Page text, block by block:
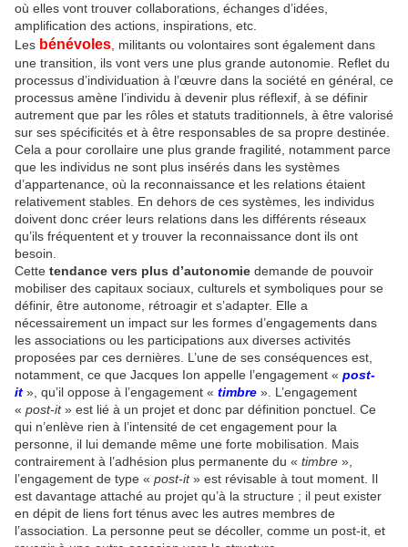
où elles vont trouver collaborations, échanges d’idées,
amplification des actions, inspirations, etc.
Les bénévoles , militants ou volontaires sont également dans
une transition, ils vont vers une plus grande autonomie. Reflet du
processus d’individuation à l’œuvre dans la société en général, ce
processus amène l’individu à devenir plus réflexif, à se définir
autrement que par les rôles et statuts traditionnels, à être valorisé
sur ses spécificités et à être responsables de sa propre destinée.
Cela a pour corollaire une plus grande fragilité, notamment parce
que les individus ne sont plus insérés dans les systèmes
d’appartenance, où la reconnaissance et les relations étaient
relativement stables. En dehors de ces systèmes, les individus
doivent donc créer leurs relations dans les différents réseaux
qu’ils fréquentent et y trouver la reconnaissance dont ils ont
besoin.
Cette tendance vers plus d’autonomie demande de pouvoir
mobiliser des capitaux sociaux, culturels et symboliques pour se
définir, être autonome, rétroagir et s’adapter. Elle a
nécessairement un impact sur les formes d’engagements dans
les associations ou les participations aux diverses activités
proposées par ces dernières. L’une de ses conséquences est,
notamment, ce que Jacques Ion appelle l’engagement « post-
it », qu’il oppose à l’engagement « timbre ». L’engagement
« post-it» est lié à un projet et donc par définition ponctuel. Ce
qui n’enlève rien à l’intensité de cet engagement pour la
personne, il lui demande même une forte mobilisation. Mais
contrairement à l’adhésion plus permanente du « timbre »,
l’engagement de type « post-it» est révisable à tout moment. Il
est davantage attaché au projet qu’à la structure ; il peut exister
en dépit de liens fort ténus avec les autres membres de
l’association. La personne peut se décoller, comme un post-it, et